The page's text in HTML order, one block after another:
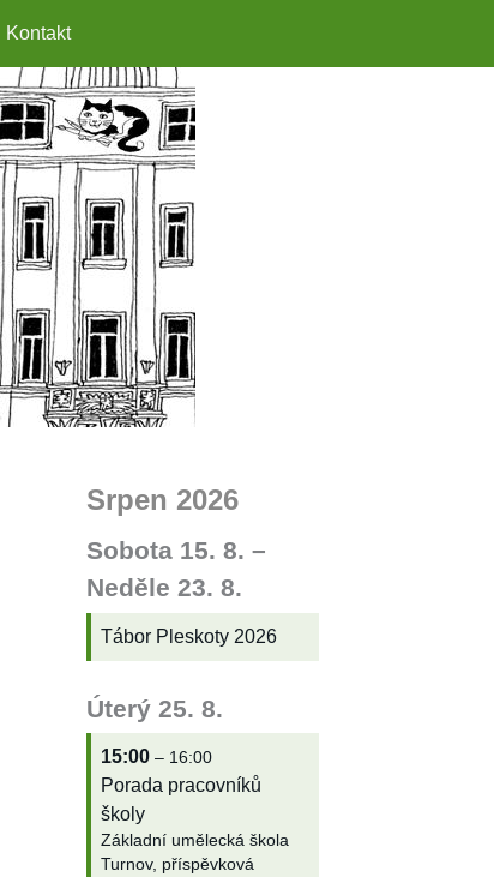
Kontakt
Srpen 2026
Sobota 15. 8. –
Neděle 23. 8.
Tábor Pleskoty 2026
Úterý 25. 8.
15:00 – 16:00
Porada pracovníků
školy
Základní umělecká škola
Turnov, příspěvková